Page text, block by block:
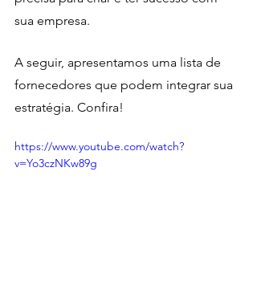
sua empresa.
A seguir, apresentamos uma lista de
fornecedores que podem integrar sua
estratégia. Confira!
https://www.youtube.com/watch?
v=Yo3czNKw89g